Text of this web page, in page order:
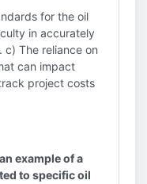
for the oil
in accurately
c) The reliance on
can impact
project costs
example of a
to specific oil